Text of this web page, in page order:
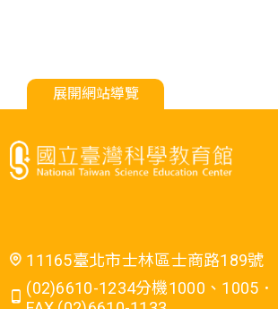
展開網站導覽
11165臺北市士林區士商路189號
(02)6610-1234分機1000、1005．